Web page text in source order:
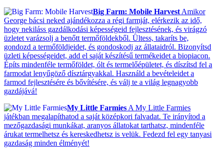
Big Farm: Mobile Harvest Amikor
George bácsi neked ajándékozza a régi farmját, elérkezik az idő,
hogy nekiláss gazdálkodási képességeid fejlesztésének, és virágzó
üzletet varázsolj a benőtt termőföldekből. Ültess, takaríts be,
gondozd a termőföldjeidet, és gondoskodj az állataidról. Bizonyítsd
üzleti képességeidet, add el saját készítésű termékeidet a biopiacon.
Építs mindenféle termőföldet, ólt és termelőépületet, és díszítsd fel a
farmodat lenyűgöző dísztárgyakkal. Használd a bevételeidet a
farmod fejlesztésére és bővítésére, és válj te a világ legnagyobb
gazdájává!
My Little Farmies A My Little Farmies
játékban megalapíthatod a saját középkori falvadat. Te irányítod a
mezőgazdasági munkákat, aranyos állatokat tarthatsz, mindenféle
árukat termelhetsz és kereskedhetsz is velük. Fedezd fel egy tanyasi
gazdaság minden élményét!